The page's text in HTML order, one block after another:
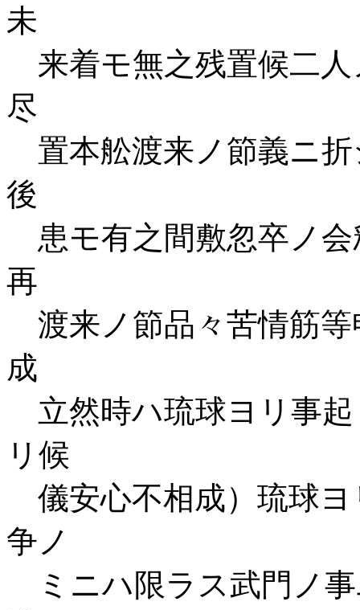
未
来着モ無之残置候二人
尽
置本舩渡来ノ節義ニ折
後
患モ有之間敷忽卒ノ会
再
渡来ノ節品々苦情筋等
成
立然時ハ琉球ヨリ事起
リ候
儀安心不相成）琉球ヨ
争ノ
ミニハ限ラス武門ノ